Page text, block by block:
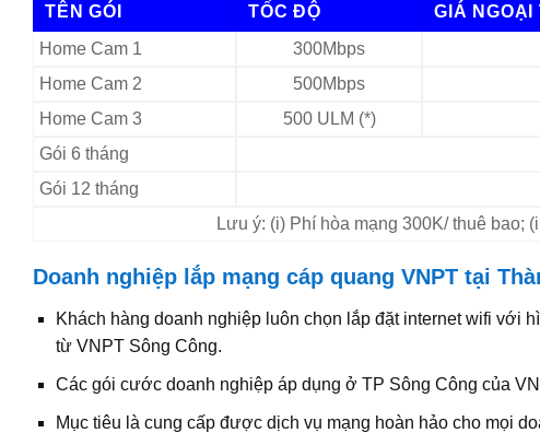
TÊN GÓI TỐC ĐỘ GIÁ NGOẠI
Home Cam 1
300Mbps
Home Cam 2
500Mbps
Home Cam 3
500 ULM (*)
Gói 6 tháng
Gói 12 tháng
Lưu ý: (i) Phí hòa mạng 300K/ thuê bao;
Doanh nghiệp lắp mạng cáp quang VNPT tại
Khách hàng doanh nghiệp luôn chọn lắp đặt internet wifi với
từ VNPT Sông Công.
Các gói cước doanh nghiệp áp dụng ở TP Sông Công của
Mục tiêu là cung cấp được dịch vụ mạng hoàn hảo cho mọi